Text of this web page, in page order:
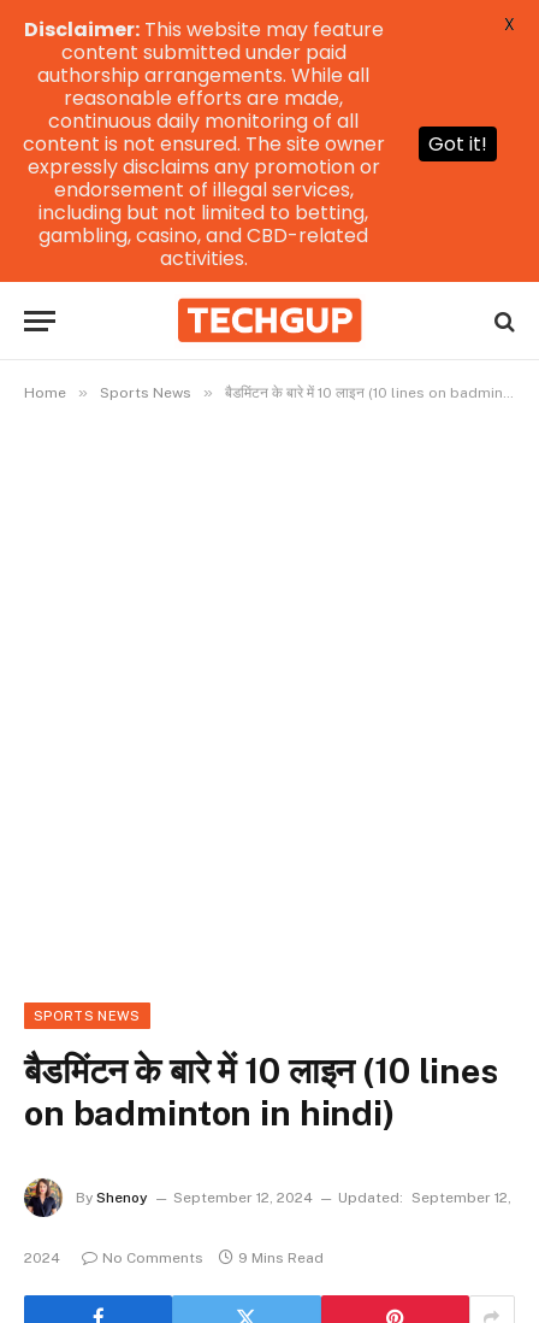
Home » Sports News » बैडमिंटन के बारे में 10 लाइन (10 lines on badminton in hindi)
SPORTS NEWS
बैडमिंटन के बारे में 10 लाइन (10 lines
on badminton in hindi)
By Shenoy September 12, 2024 Updated: September 12,
2024 No Comments 9 Mins Read
Disclaimer:This website may feature
content submitted under paid
authorship arrangements. While all
reasonable efforts are made,
continuous daily monitoring of all
content is not ensured. The site owner
expressly disclaims any promotion or
endorsement of illegal services,
including but not limited to betting,
gambling, casino, and CBD-related
activities.
Got it!
X